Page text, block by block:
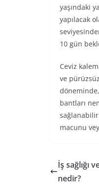
yaşındaki
yapılacak
10 gün
Ceviz
ve
bantları
macunu
İş sağlığı
nedir?